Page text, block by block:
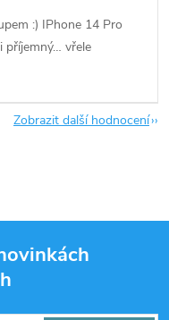
:) IPhone 14 Pro
příjemný… vřele
Zobrazit další hodnocení